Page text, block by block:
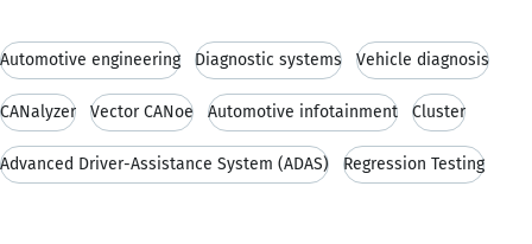
Automotive engineering Diagnostic systems Vehicle diagnosis
CANalyzer Vector CANoe Automotive infotainment Cluster
Advanced Driver-Assistance System (ADAS) Regression Testing